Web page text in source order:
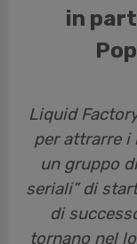
in
Liquid
per attrarre
un gruppo
seriali” di
di
tornano nel